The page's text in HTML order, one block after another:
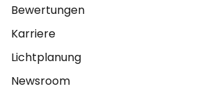
Bewertungen
Karriere
Lichtplanung
Newsroom